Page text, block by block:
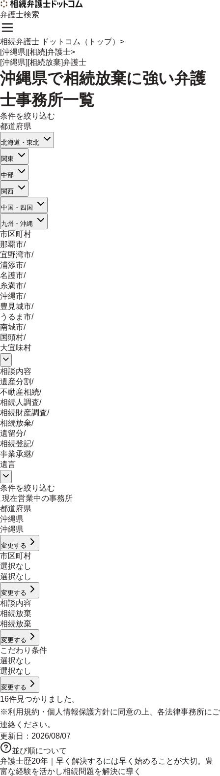
弁護士検索
相続弁護士 ドットコム（トップ） >
[沖縄県][相続]弁護士>
[沖縄県][相続放棄]弁護士
沖縄県で相続放棄に強い弁護
士事務所一覧
条件を絞り込む
都道府県
北海道・東北
関東
中部
関西
中国・四国
九州・沖縄
市区町村
那覇市/
宜野湾市/
浦添市/
名護市/
糸満市/
沖縄市/
豊見城市/
うるま市/
南城市/
国頭村/
大宜味村
相談内容
遺産分割/
不動産相続/
相続人調査/
相続財産調査/
相続放棄/
遺留分/
相続登記/
事業承継/
遺言
条件を絞り込む
現在営業中の事務所
都道府県
沖縄県
沖縄県
変更する
市区町村
選択なし
選択なし
変更する
相談内容
相続放棄
相続放棄
変更する
こだわり条件
選択なし
選択なし
変更する
16件見つかりました。
※利用規約 ・ 個人情報保護方針に同意の上、各法律事務所にご
連絡ください。
更新日： 2026/08/07
並び順について
弁護士歴20年｜早く解決するには早く始めることが大切。豊
富な経験を活かし相続問題を解決に導く